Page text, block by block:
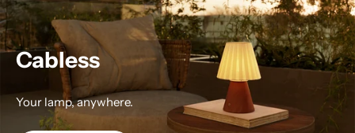
Cabless
Your lamp, anywhere.